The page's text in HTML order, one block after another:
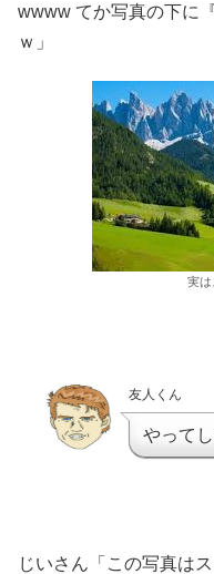
wwww てか写真の下に
ｗ」
実は
友人くん
やって
じいさん「この写真は